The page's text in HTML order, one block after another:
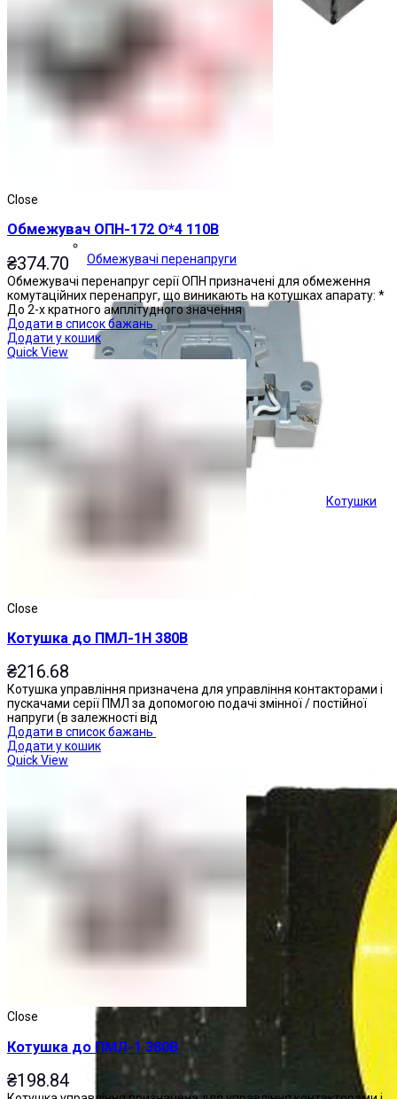
Обмежувачі перенапруги
Котушки
Close
Обмежувач ОПН-172 О*4 110В
₴374.70
Обмежувачі перенапруг серії ОПН призначені для обмеження
комутаційних перенапруг, що виникають на котушках апарату: *
До 2-х кратного амплітудного значення
Додати в список бажань
Додати у кошик
Quick View
Close
Котушка до ПМЛ-1Н 380В
₴216.68
Котушка управління призначена для управління контакторами і
пускачами серії ПМЛ за допомогою подачі змінної / постійної
напруги (в залежності від
Додати в список бажань
Додати у кошик
Quick View
Close
Котушка до ПМЛ-1 380В
₴198.84